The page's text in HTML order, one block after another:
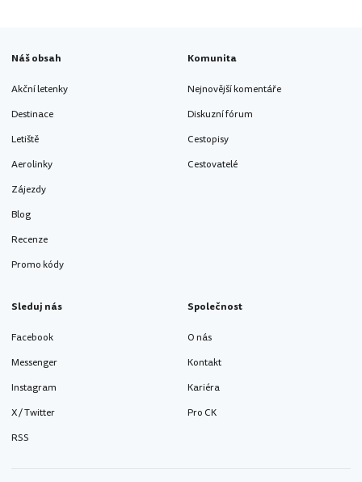
Náš obsah
Akční letenky
Destinace
Letiště
Aerolinky
Zájezdy
Blog
Recenze
Promo kódy
Komunita
Nejnovější komentáře
Diskuzní fórum
Cestopisy
Cestovatelé
Sleduj nás
Facebook
Messenger
Instagram
X / Twitter
RSS
Společnost
O nás
Kontakt
Kariéra
Pro CK